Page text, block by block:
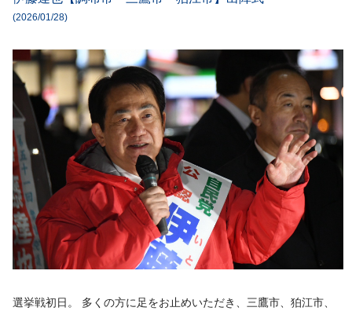
(2026/01/28)
選挙戦初日。 多くの方に足をお止めいただき、三鷹市、狛江市、